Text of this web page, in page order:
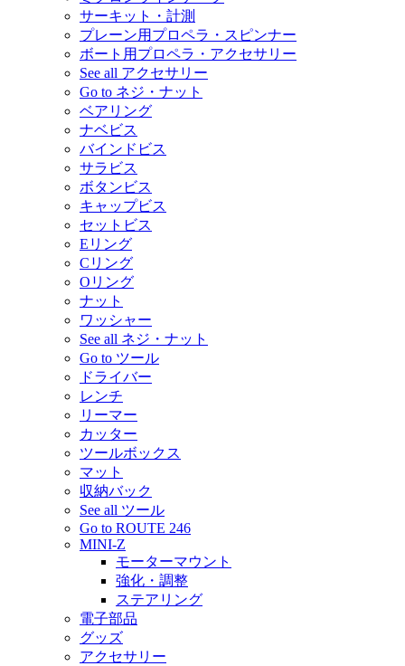
サーキット・計測
プレーン用プロペラ・スピンナー
ボート用プロペラ・アクセサリー
See all アクセサリー
Go to ネジ・ナット
ベアリング
ナベビス
バインドビス
サラビス
ボタンビス
キャップビス
セットビス
Eリング
Cリング
Oリング
ナット
ワッシャー
See all ネジ・ナット
Go to ツール
ドライバー
レンチ
リーマー
カッター
ツールボックス
マット
収納バック
See all ツール
Go to ROUTE 246
MINI-Z
モーターマウント
強化・調整
ステアリング
電子部品
グッズ
アクセサリー